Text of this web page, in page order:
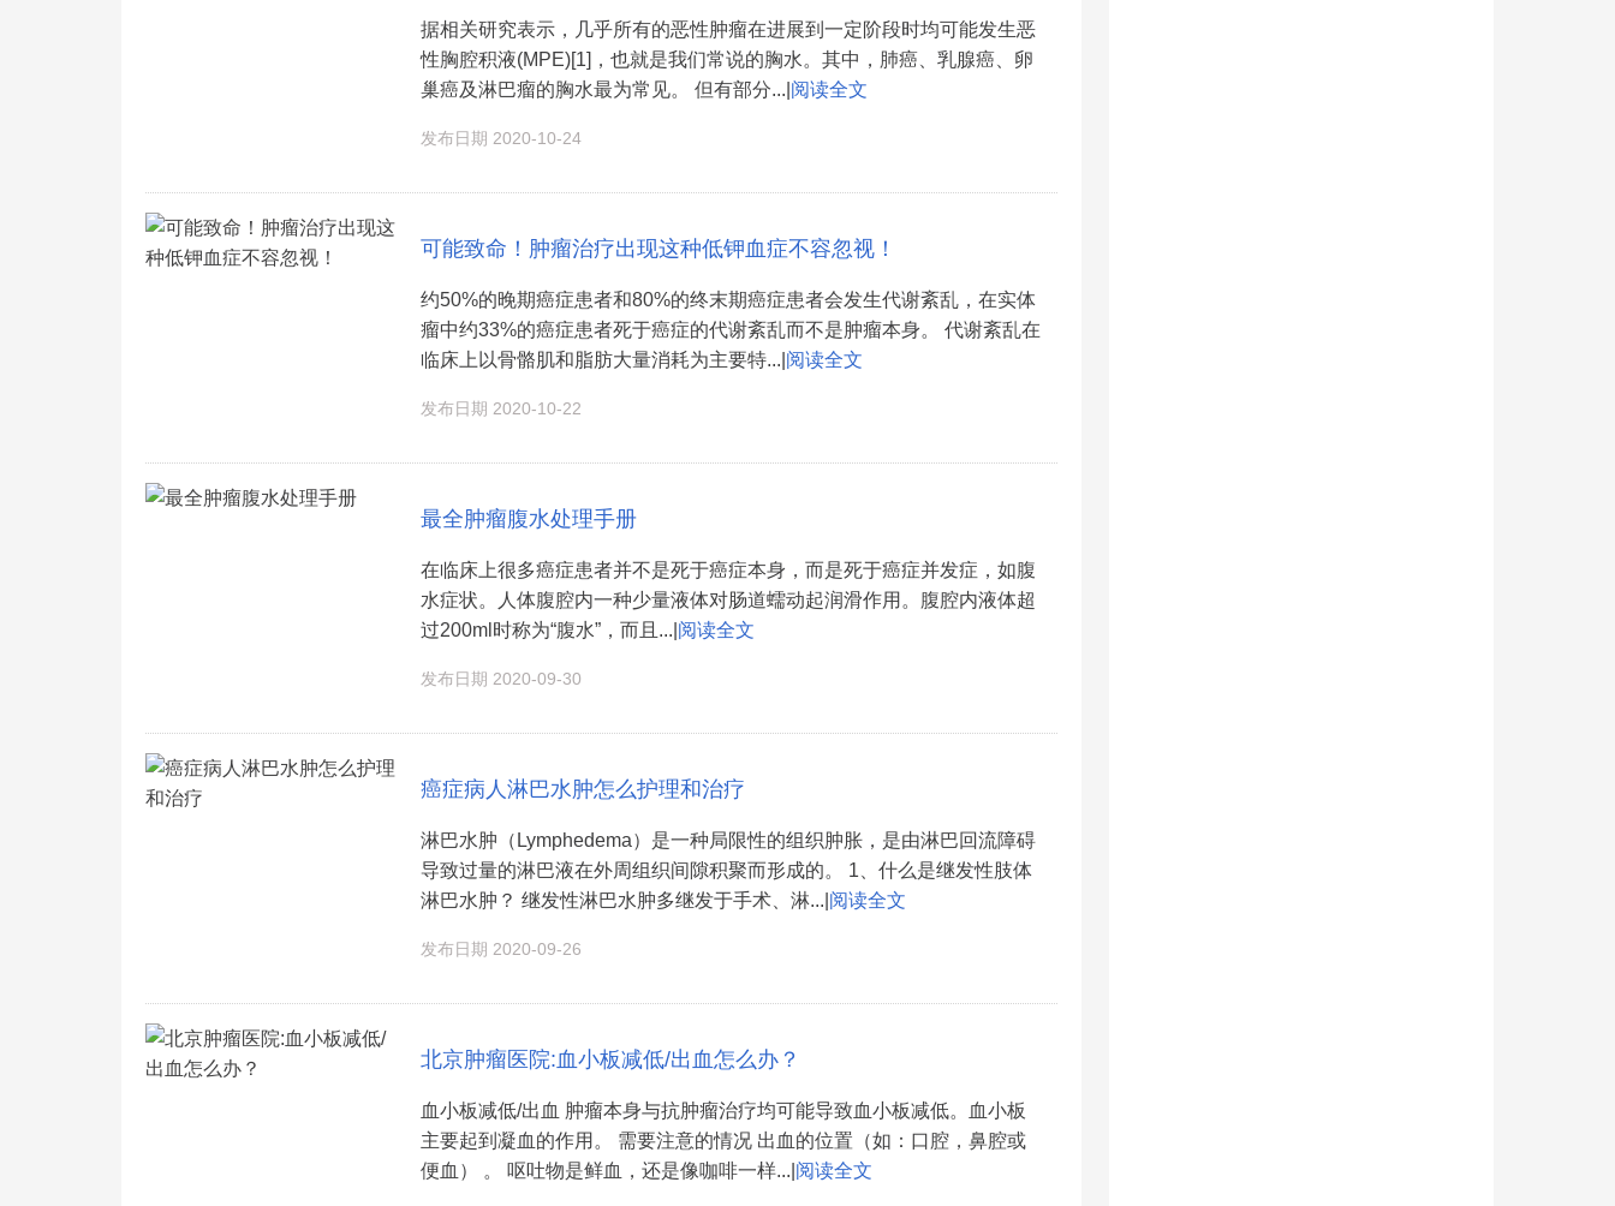
据相关研究表示，几乎所有的恶性肿瘤在进展到一定阶段时均可能发生恶
性胸腔积液(MPE)[1]，也就是我们常说的胸水。其中，肺癌、乳腺癌、卵
巢癌及淋巴瘤的胸水最为常见。 但有部分...| 阅读全文
发布日期 2020-10-24
可能致命！肿瘤治疗出现这种低钾血症不容忽视！
约50%的晚期癌症患者和80%的终末期癌症患者会发生代谢紊乱，在实体
瘤中约33%的癌症患者死于癌症的代谢紊乱而不是肿瘤本身。 代谢紊乱在
临床上以骨骼肌和脂肪大量消耗为主要特...| 阅读全文
发布日期 2020-10-22
最全肿瘤腹水处理手册
在临床上很多癌症患者并不是死于癌症本身，而是死于癌症并发症，如腹
水症状。人体腹腔内一种少量液体对肠道蠕动起润滑作用。腹腔内液体超
过200ml时称为“腹水”，而且...| 阅读全文
发布日期 2020-09-30
癌症病人淋巴水肿怎么护理和治疗
淋巴水肿（Lymphedema）是一种局限性的组织肿胀，是由淋巴回流障碍
导致过量的淋巴液在外周组织间隙积聚而形成的。 1、什么是继发性肢体
淋巴水肿？ 继发性淋巴水肿多继发于手术、淋...| 阅读全文
发布日期 2020-09-26
北京肿瘤医院:血小板减低/出血怎么办？
血小板减低/出血 肿瘤本身与抗肿瘤治疗均可能导致血小板减低。血小板
主要起到凝血的作用。 需要注意的情况 出血的位置（如：口腔，鼻腔或
便血） 。 呕吐物是鲜血，还是像咖啡一样...| 阅读全文